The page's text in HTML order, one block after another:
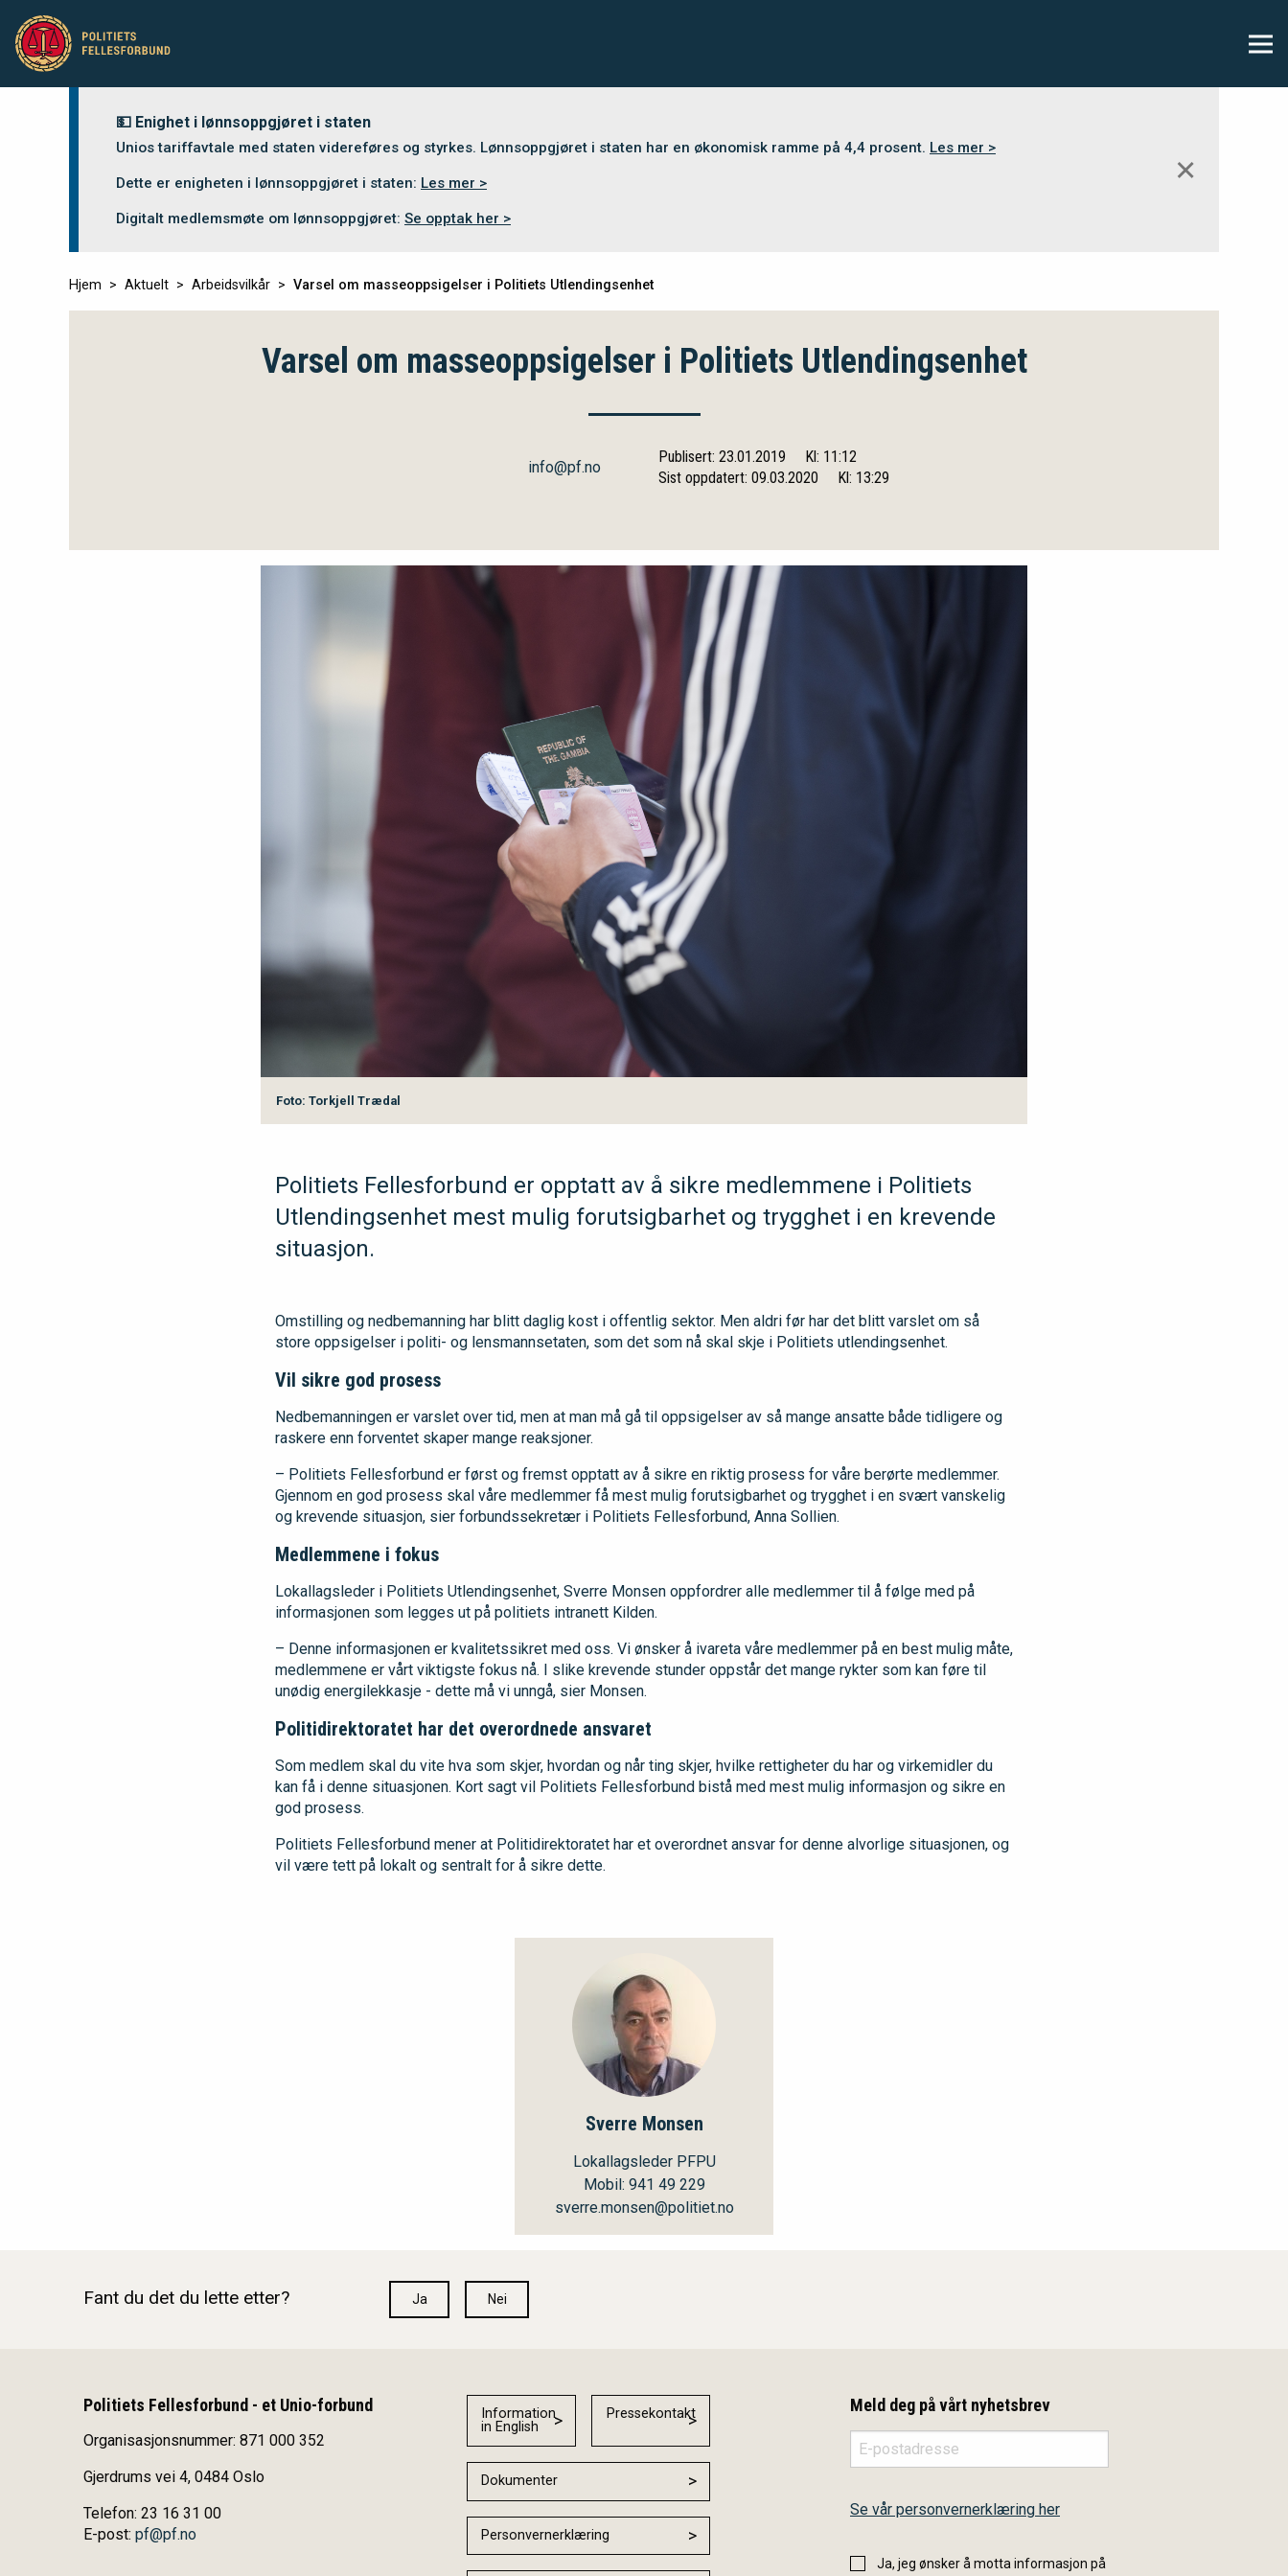
💵 Enighet i lønnsoppgjøret i staten
Unios tariffavtale med staten videreføres og styrkes. Lønnsoppgjøret i staten har en økonomisk ramme på 4,4 prosent. Les mer >
Dette er enigheten i lønnsoppgjøret i staten: Les mer >
Digitalt medlemsmøte om lønnsoppgjøret: Se opptak her >
✕
Hjem Aktuelt Arbeidsvilkår Varsel om masseoppsigelser i Politiets Utlendingsenhet
Varsel om masseoppsigelser i Politiets Utlendingsenhet
info@pf.no
Publisert: 23.01.2019
Kl: 11:12
Sist oppdatert: 09.03.2020
Kl: 13:29
Foto: Torkjell Trædal
Politiets Fellesforbund er opptatt av å sikre medlemmene i Politiets
Utlendingsenhet mest mulig forutsigbarhet og trygghet i en krevende
situasjon.
Omstilling og nedbemanning har blitt daglig kost i offentlig sektor. Men aldri før har det blitt varslet om så
store oppsigelser i politi- og lensmannsetaten, som det som nå skal skje i Politiets utlendingsenhet.
Vil sikre god prosess
Nedbemanningen er varslet over tid, men at man må gå til oppsigelser av så mange ansatte både tidligere og
raskere enn forventet skaper mange reaksjoner.
– Politiets Fellesforbund er først og fremst opptatt av å sikre en riktig prosess for våre berørte medlemmer.
Gjennom en god prosess skal våre medlemmer få mest mulig forutsigbarhet og trygghet i en svært vanskelig
og krevende situasjon, sier forbundssekretær i Politiets Fellesforbund, Anna Sollien.
Medlemmene i fokus
Lokallagsleder i Politiets Utlendingsenhet, Sverre Monsen oppfordrer alle medlemmer til å følge med på
informasjonen som legges ut på politiets intranett Kilden.
– Denne informasjonen er kvalitetssikret med oss. Vi ønsker å ivareta våre medlemmer på en best mulig måte,
medlemmene er vårt viktigste fokus nå. I slike krevende stunder oppstår det mange rykter som kan føre til
unødig energilekkasje - dette må vi unngå, sier Monsen.
Politidirektoratet har det overordnede ansvaret
Som medlem skal du vite hva som skjer, hvordan og når ting skjer, hvilke rettigheter du har og virkemidler du
kan få i denne situasjonen. Kort sagt vil Politiets Fellesforbund bistå med mest mulig informasjon og sikre en
god prosess.
Politiets Fellesforbund mener at Politidirektoratet har et overordnet ansvar for denne alvorlige situasjonen, og
vil være tett på lokalt og sentralt for å sikre dette.
Sverre Monsen
Lokallagsleder PFPU
Mobil: 941 49 229
sverre.monsen@politiet.no
Fant du det du lette etter? Ja Nei
Politiets Fellesforbund - et Unio-forbund
Organisasjonsnummer: 871 000 352
Gjerdrums vei 4, 0484 Oslo
Telefon: 23 16 31 00
E-post: pf@pf.no
Information
in English
Pressekontakt
Dokumenter
Personvernerklæring
Meld deg på vårt nyhetsbrev
Se vår personvernerklæring her
Ja, jeg ønsker å motta informasjon på